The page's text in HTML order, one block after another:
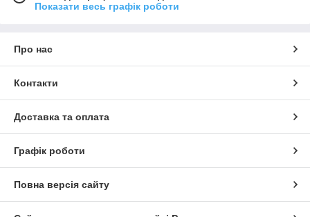
Показати весь графік роботи
Про нас
Контакти
Доставка та оплата
Графік роботи
Повна версія сайту